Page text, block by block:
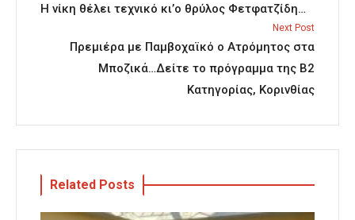
Η νίκη θέλει τεχνικό κι’ο θρύλος Φετφατζίδη…
Next Post
Πρεμιέρα με Παμβοχαϊκό ο Ατρόμητος στα
Μποζικά…Δείτε το πρόγραμμα της Β2
Κατηγορίας, Κορινθίας
Related Posts